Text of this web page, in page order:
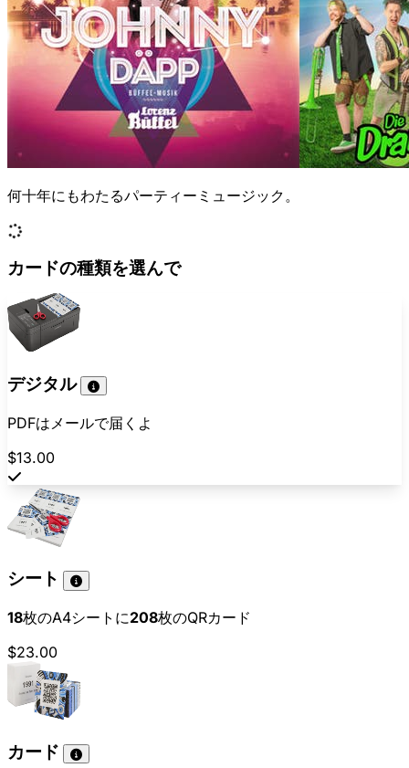
何十年にもわたるパーティーミュージック。
カードの種類を選んで
デジタル
PDFはメールで届くよ
$13.00
シート
18枚のA4シートに208枚のQRカード
$23.00
カード